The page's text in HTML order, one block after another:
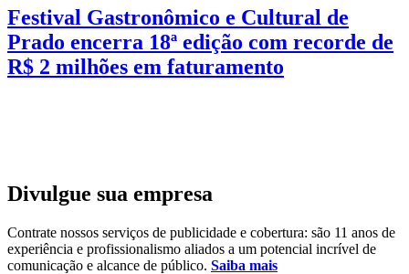
Festival Gastronômico e Cultural de
Prado encerra 18ª edição com recorde de
R$ 2 milhões em faturamento
Divulgue sua empresa
Contrate nossos serviços de publicidade e cobertura: são 11 anos de
experiência e profissionalismo aliados a um potencial incrível de
comunicação e alcance de público. Saiba mais